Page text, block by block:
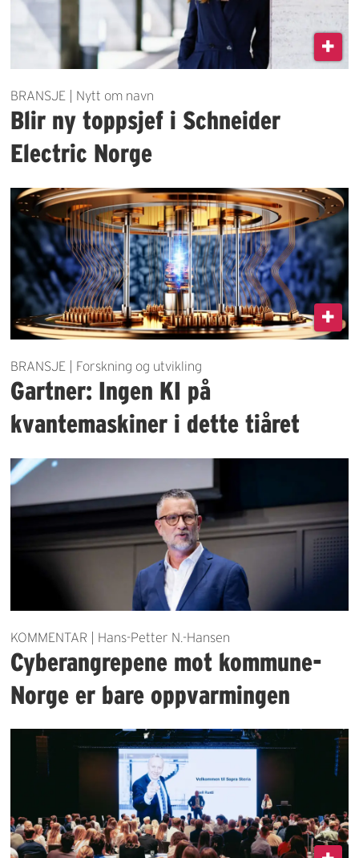
BRANSJE | Nytt om navn
Blir ny toppsjef i Schneider
Electric Norge
BRANSJE | Forskning og utvikling
Gartner: Ingen KI på
kvantemaskiner i dette tiåret
KOMMENTAR | Hans-Petter N.-Hansen
Cyberangrepene mot kommune-
Norge er bare oppvarmingen